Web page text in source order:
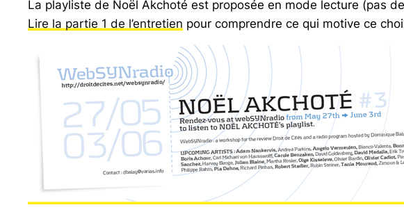
La playliste de Noël Akchoté est proposée en mode lecture (pas
Lire la partie 1 de l’entretien pour comprendre ce qui motive ce